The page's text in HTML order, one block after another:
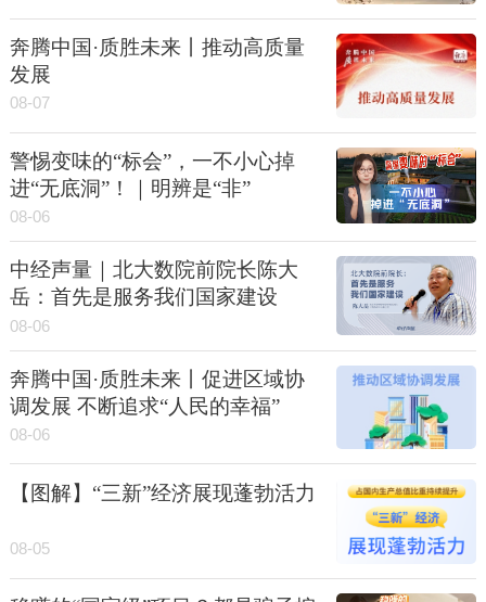
奔腾中国·质胜未来丨推动高质量
发展
08-07
警惕变味的“标会”，一不小心掉
进“无底洞”！｜明辨是“非”
08-06
中经声量｜北大数院前院长陈大
岳：首先是服务我们国家建设
08-06
奔腾中国·质胜未来丨促进区域协
调发展 不断追求“人民的幸福”
08-06
【图解】“三新”经济展现蓬勃活力
08-05